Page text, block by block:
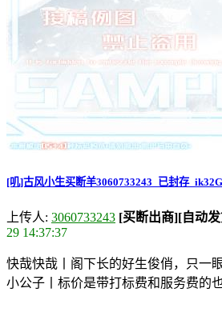
[叽]古风小生买断羊3060733243_已封存_ik32G
上传人: 3060733243 [买断出商][自动
29 14:37:37
快哉快哉丨阁下长的好生俊俏，只一
小公子丨标价是带打标费和服务费的